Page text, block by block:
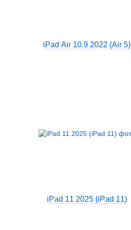
iPad Air 10.9 2022 (Air 5)
iPad 11 2025 (iPad 11)